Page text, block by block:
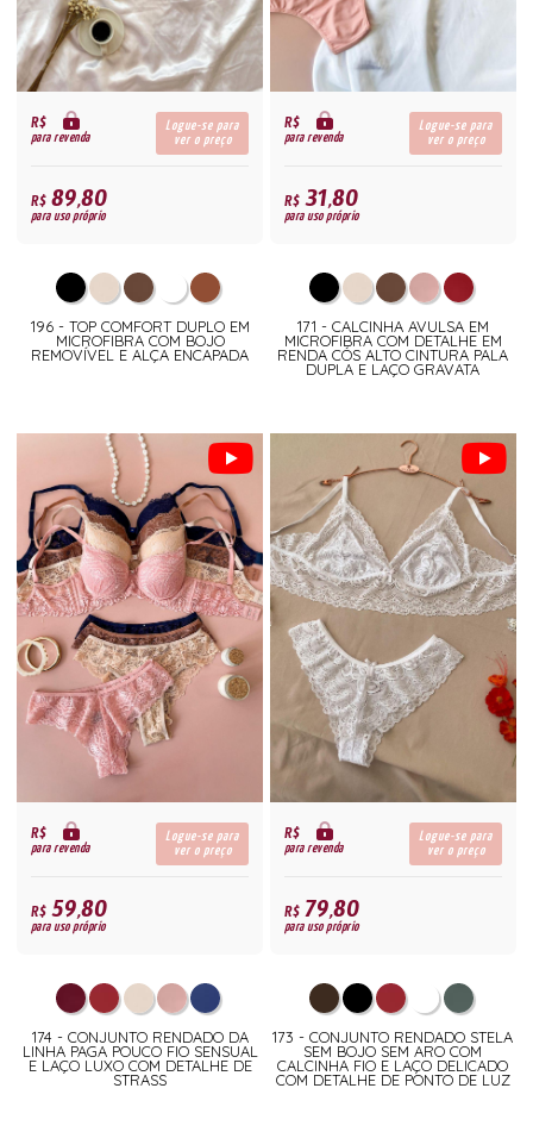
R$
para revenda
Logue-se para
ver o preço
R$89,80
para uso próprio
196 - TOP COMFORT DUPLO EM
MICROFIBRA COM BOJO
REMOVÍVEL E ALÇA ENCAPADA
R$
para revenda
Logue-se para
ver o preço
R$31,80
para uso próprio
171 - CALCINHA AVULSA EM
MICROFIBRA COM DETALHE EM
RENDA CÓS ALTO CINTURA PALA
DUPLA E LAÇO GRAVATA
R$
para revenda
Logue-se para
ver o preço
R$59,80
para uso próprio
174 - CONJUNTO RENDADO DA
LINHA PAGA POUCO FIO SENSUAL
E LAÇO LUXO COM DETALHE DE
STRASS
R$
para revenda
Logue-se para
ver o preço
R$79,80
para uso próprio
173 - CONJUNTO RENDADO STELA
SEM BOJO SEM ARO COM
CALCINHA FIO E LAÇO DELICADO
COM DETALHE DE PONTO DE LUZ